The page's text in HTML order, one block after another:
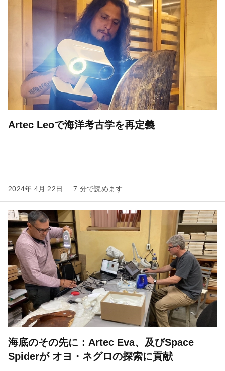
Artec Leoで海洋考古学を再定義
2024年 4月 22日 7 分で読めます
海底のその先に：Artec Eva、及びSpace
Spiderが オヨ・ネグロの探索に貢献